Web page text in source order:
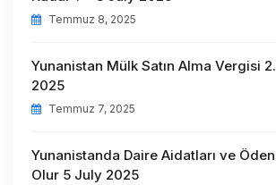
Temmuz 8, 2025
Yunanistan Mülk Satın Alma Vergisi
2025
Temmuz 7, 2025
Yunanistanda Daire Aidatları ve
Olur 5 July 2025